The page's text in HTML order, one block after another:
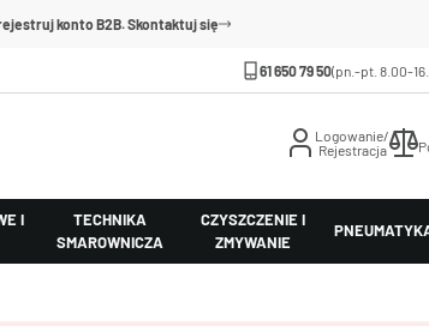
konto B2B. Skontaktuj się
61 650 79 50(pn.-pt. 8.00-
Logowanie/
Rejestracja
I
TECHNIKA
SMAROWNICZA
CZYSZCZENIE I
ZMYWANIE